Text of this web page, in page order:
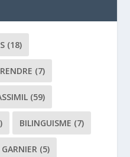
(18)
(7)
(59)
BILINGUISME (7)
(5)